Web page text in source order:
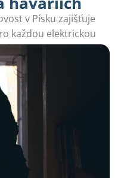
v Písku zajišťuje
každou elektrickou
na kvalitu.